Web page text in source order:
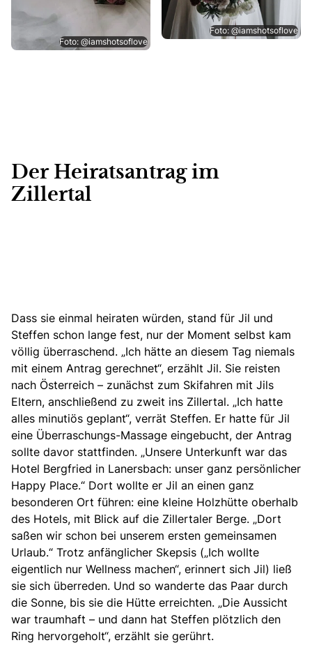
Foto: @iamshotsoflove
Foto: @iamshotsoflove
Der Heiratsantrag im
Zillertal
Dass sie einmal heiraten würden, stand für Jil und
Steffen schon lange fest, nur der Moment selbst kam
völlig überraschend. „Ich hätte an diesem Tag niemals
mit einem Antrag gerechnet“, erzählt Jil. Sie reisten
nach Österreich – zunächst zum Skifahren mit Jils
Eltern, anschließend zu zweit ins Zillertal. „Ich hatte
alles minutiös geplant“, verrät Steffen. Er hatte für Jil
eine Überraschungs-Massage eingebucht, der Antrag
sollte davor stattfinden. „Unsere Unterkunft war das
Hotel Bergfried in Lanersbach: unser ganz persönlicher
Happy Place.“ Dort wollte er Jil an einen ganz
besonderen Ort führen: eine kleine Holzhütte oberhalb
des Hotels, mit Blick auf die Zillertaler Berge. „Dort
saßen wir schon bei unserem ersten gemeinsamen
Urlaub.“ Trotz anfänglicher Skepsis („Ich wollte
eigentlich nur Wellness machen“, erinnert sich Jil) ließ
sie sich überreden. Und so wanderte das Paar durch
die Sonne, bis sie die Hütte erreichten. „Die Aussicht
war traumhaft – und dann hat Steffen plötzlich den
Ring hervorgeholt“, erzählt sie gerührt.